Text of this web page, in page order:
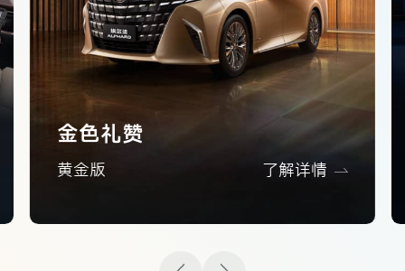
金色礼赞
黄金版 了解详情